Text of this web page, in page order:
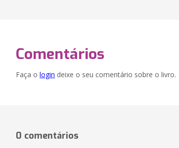
Comentários
Faça o login deixe o seu comentário sobre o livro.
0 comentários